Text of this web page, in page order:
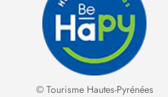
© Tourisme Hautes-Pyrénées